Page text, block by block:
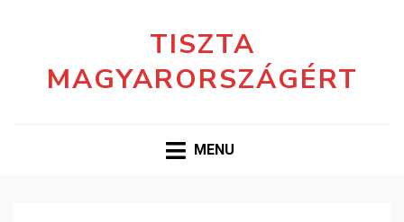
TISZTA
MAGYARORSZÁGÉRT
MENU